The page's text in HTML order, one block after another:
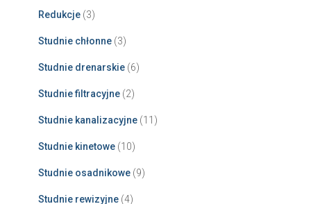
Redukcje (3)
Studnie chłonne (3)
Studnie drenarskie (6)
Studnie filtracyjne (2)
Studnie kanalizacyjne (11)
Studnie kinetowe (10)
Studnie osadnikowe (9)
Studnie rewizyjne (4)